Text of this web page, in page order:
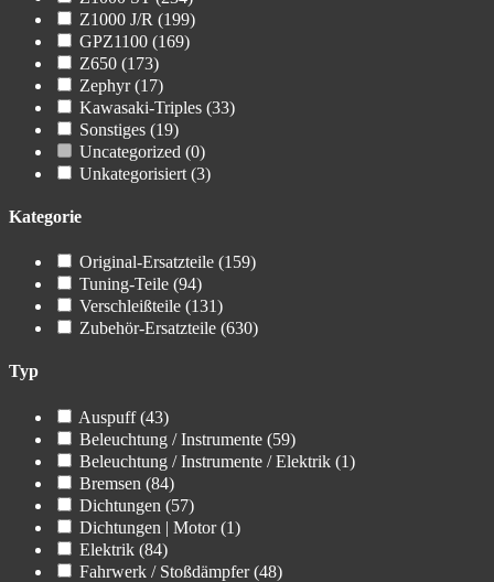
Z1000 J/R (199)
GPZ1100 (169)
Z650 (173)
Zephyr(17)
Kawasaki-Triples (33)
Sonstiges (19)
Uncategorized (0)
Unkategorisiert (3)
Kategorie
Original-Ersatzteile (159)
Tuning-Teile (94)
Verschleißteile (131)
Zubehör-Ersatzteile (630)
Typ
Auspuff(43)
Beleuchtung / Instrumente (59)
Beleuchtung / Instrumente / Elektrik (1)
Bremsen (84)
Dichtungen (57)
Dichtungen | Motor(1)
Elektrik (84)
Fahrwerk / Stoßdämpfer(48)